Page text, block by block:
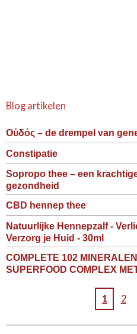
Blog artikelen
Οὐδός – de drempel van
Constipatie
Sopropo thee – een
gezondheid
CBD hennep thee
Natuurlijke Hennepzalf -
Verzorg je Huid - 30ml
COMPLETE 102
SUPERFOOD COMPLEX
1 2